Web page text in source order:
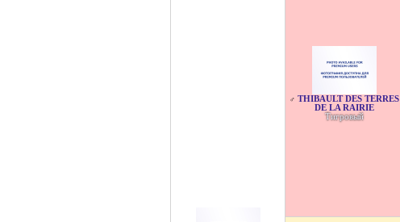
♂ THIBAULT DES TERRES
DE LA RAIRIE
Тигровый